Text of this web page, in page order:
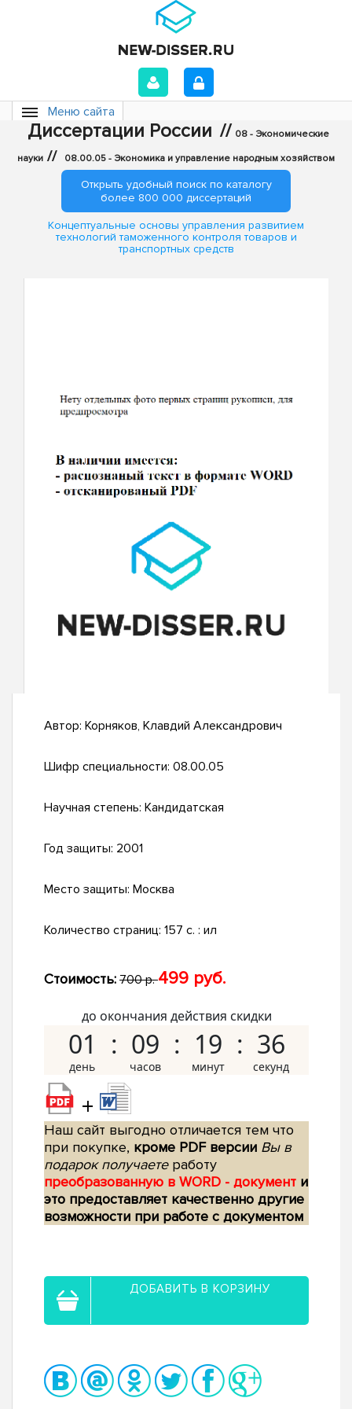
Меню сайта
Диссертации России // 08 - Экономические
науки // 08.00.05 - Экономика и управление народным хозяйством
Открыть удобный поиск по каталогу
более 800 000 диссертаций
Концептуальные основы управления развитием
технологий таможенного контроля товаров и
транспортных средств
Автор: Корняков, Клавдий Александрович
Шифр специальности: 08.00.05
Научная степень: Кандидатская
Год защиты: 2001
Место защиты: Москва
Количество страниц: 157 с. : ил
Стоимость: 700 р.499 руб.
до окончания действия скидки
01 09 19 35
+
Наш сайт выгодно отличается тем что
при покупке, кроме PDF версии Вы в
подарок получаетеработу
преобразованную в WORD - документ и
это предоставляет качественно другие
возможности при работе с документом
ДОБАВИТЬ В КОРЗИНУ